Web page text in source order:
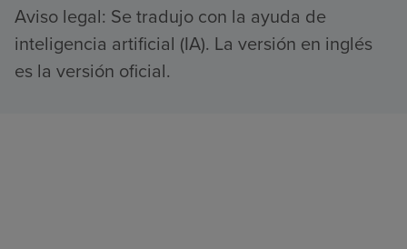
Aviso legal: Se tradujo con la ayuda de
inteligencia artificial (IA). La versión en inglés
es la versión oficial.